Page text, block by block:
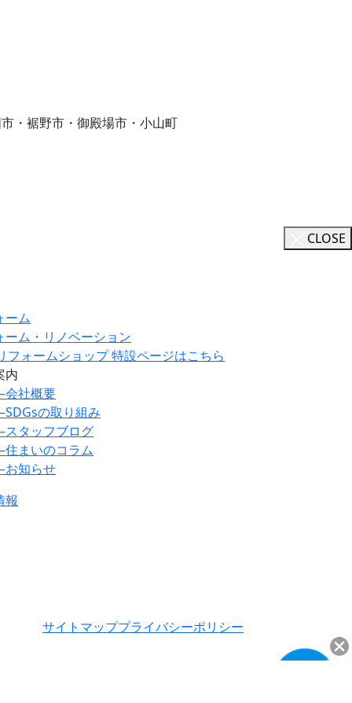
・裾野市・御殿場市・小山町
CLOSE
ーム
ーム・リノベーション
フォームショップ 特設ページはこちら
内
会社概要
SDGsの取り組み
スタッフブログ
住まいのコラム
お知らせ
報
サイトマッププライバシーポリシー